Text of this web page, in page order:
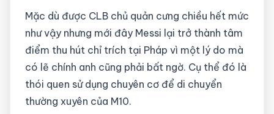
Mặc dù được CLB chủ quản cưng chiều hết mức
như vậy nhưng mới đây Messi lại trở thành tâm
điểm thu hút chỉ trích tại Pháp vì một lý do mà
có lẽ chính anh cũng phải bất ngờ. Cụ thể đó là
thói quen sử dụng chuyên cơ để di chuyển
thường xuyên của M10.